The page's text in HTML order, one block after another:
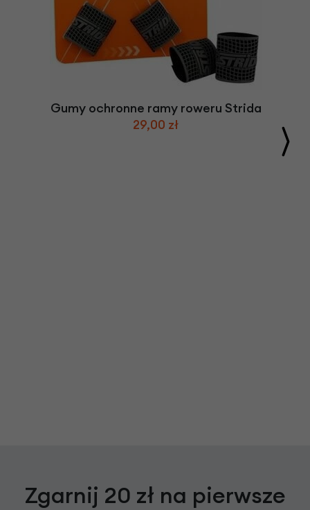
Gumy ochronne ramy roweru Strida
29,00 zł
Zgarnij 20 zł na pierwsze